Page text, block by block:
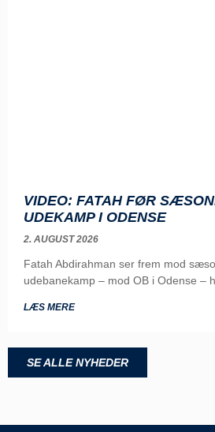
VIDEO: FATAH FØR
UDEKAMP I ODENSE
2. AUGUST 2026
Fatah Abdirahman ser frem mod
udebanekamp – mod OB i Odense –
LÆS MERE
SE ALLE NYHEDER